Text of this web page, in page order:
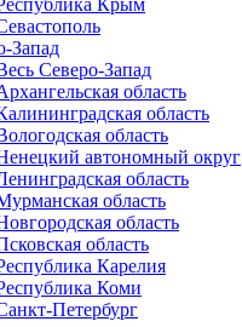
Крым
Запад
Северо-Запад
область
область
область
автономный округ
область
область
область
область
Карелия
Коми
Петербург